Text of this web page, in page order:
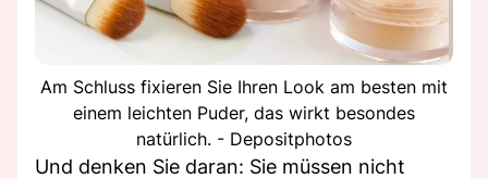
Am Schluss fixieren Sie Ihren Look am besten mit
einem leichten Puder, das wirkt besondes
natürlich. - Depositphotos
Und denken Sie daran: Sie müssen nicht